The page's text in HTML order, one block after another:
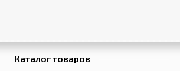
Каталог товаров